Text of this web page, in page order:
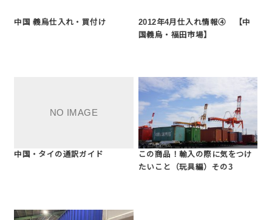
中国 義烏仕入れ・買付け
2012年4月仕入れ情報④ 【中
国義烏・福田市場】
中国・タイの通訳ガイド
この商品！輸入の際に気をつけ
たいこと（玩具編）その3